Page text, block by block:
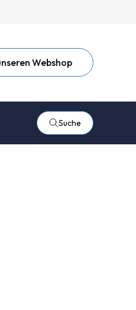
Webshop
Suche